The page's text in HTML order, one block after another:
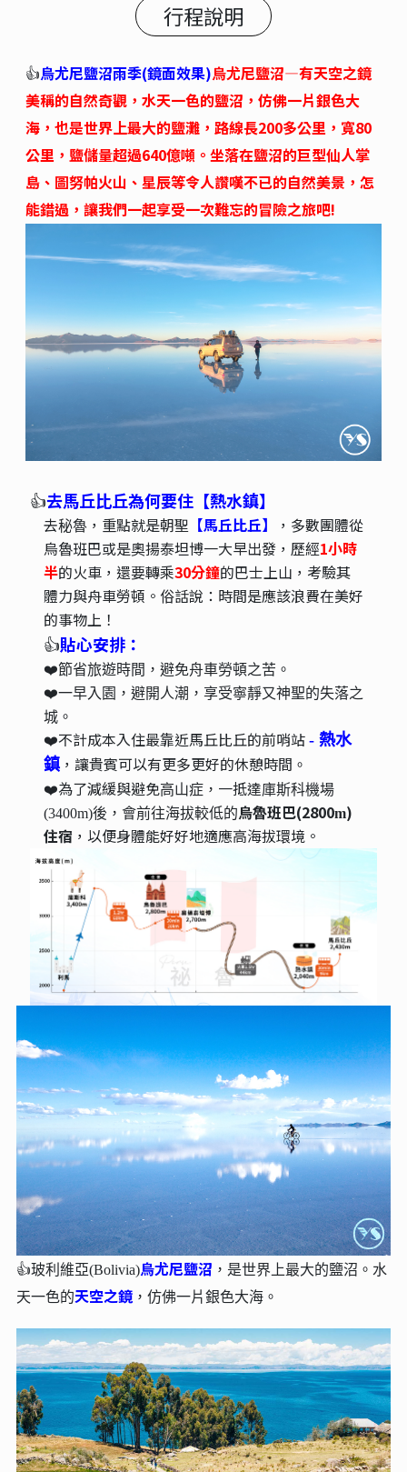
行程說明
👍烏尤尼鹽沼雨季(鏡面效果)烏尤尼鹽沼—有天空之鏡
美稱的自然奇觀，水天一色的鹽沼，仿佛一片銀色大
海，也是世界上最大的鹽灘，路線長200多公里，寬80
公里，鹽儲量超過640億噸。坐落在鹽沼的巨型仙人掌
島、圖努帕火山、星辰等令人讚嘆不已的自然美景，怎
能錯過，讓我們一起享受一次難忘的冒險之旅吧!
👍去馬丘比丘為何要住【熱水鎮】
去秘魯，重點就是朝聖 【馬丘比丘】
，多數團體從
烏魯班巴或是奧揚泰坦博一大早出發，歷經1小時
半的火車，還要轉乘30分鐘的巴士上山，考驗其
體力與舟車勞頓。俗話說：時間是應該浪費在美好
的事物上！
👍貼心安排：
❤️節省旅遊時間，避免舟車勞頓之苦。
❤️一早入園，避開人潮，享受寧靜又神聖的失落之
城。
❤️不計成本入住最靠近馬丘比丘的前哨站 - 熱水
鎮，讓貴賓可以有更多更好的休憩時間 。
❤️為了減緩與避免高山症， 一抵達庫斯科機場
(3400m)後，會前往海拔較低的烏魯班巴(2800m)
住宿 ，以便身體能好好地適應高海拔環境。
👍玻利維亞(Bolivia)烏尤尼鹽沼 ，是世界上最大的鹽沼。水
天一色的天空之鏡，仿佛一片銀色大海。